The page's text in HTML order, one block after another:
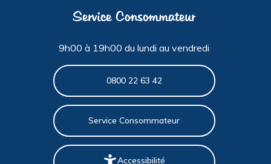
Service Consommateur
9h00 à 19h00 du lundi au vendredi
0800 22 63 42
Service Consommateur
Accessibilité